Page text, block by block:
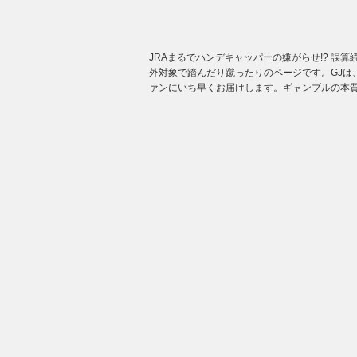
JRAまるでハンデキャッパーの嫌がらせ!? 誤
外対象で踏んだり蹴ったりのページです。GJは
ァンにいち早くお届けします。ギャンブルの本